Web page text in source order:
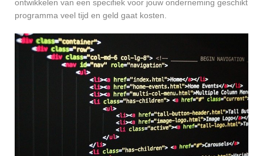
ontwikkelen van een specifiek voor jouw onderneming geschikt
programma veel tijd en geld gaat kosten.